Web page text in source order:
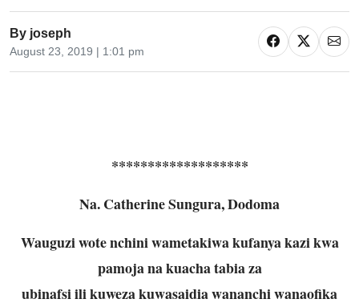
By joseph
August 23, 2019 | 1:01 pm
*******************
Na. Catherine Sungura, Dodoma
Wauguzi wote nchini wametakiwa kufanya kazi kwa
pamoja na kuacha tabia za
ubinafsi ili kuweza kuwasaidia wananchi wanaofika